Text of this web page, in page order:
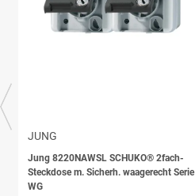
JUNG
Jung 8220NAWSL SCHUKO® 2fach-
Steckdose m. Sicherh. waagerecht Serie
WG